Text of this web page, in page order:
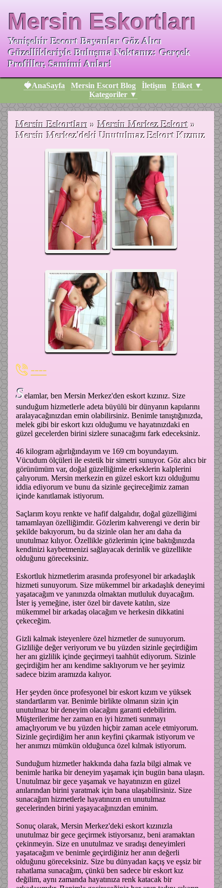
Mersin Eskortları
Yenişehir Escort Bayanlar Göz Alıcı
Güzellikleriyle Buluşma Noktanız: Gerçek
Profiller, Samimi Anlar!
🍓AnaSayfa Mersin Escort Blog İletişım
Etiket ▼
Kategoriler ▼
Mersin Eskortları »Mersin Merkez Eskort »
Mersin Merkez'deki Unutulmaz Eskort Kızınız
----
Selamlar, ben Mersin Merkez'den eskort kızınız. Size
sunduğum hizmetlerle adeta büyülü bir dünyanın kapılarını
aralayacağınızdan emin olabilirsiniz. Benimle tanıştığınızda,
melek gibi bir eskort kızı olduğumu ve hayatınızdaki en
güzel gecelerden birini sizlere sunacağımı fark edeceksiniz.
46 kilogram ağırlığındayım ve 169 cm boyundayım.
Vücudum ölçüleri ile estetik bir simetri sunuyor. Göz alıcı bir
görünümüm var, doğal güzelliğimle erkeklerin kalplerini
çalıyorum. Mersin merkezin en güzel eskort kızı olduğumu
iddia ediyorum ve bunu da sizinle geçireceğimiz zaman
içinde kanıtlamak istiyorum.
Saçlarım koyu renkte ve hafif dalgalıdır, doğal güzelliğimi
tamamlayan özelliğimdir. Gözlerim kahverengi ve derin bir
şekilde bakıyorum, bu da sizinle olan her anı daha da
unutulmaz kılıyor. Özellikle gözlerimin içine baktığınızda
kendinizi kaybetmenizi sağlayacak derinlik ve güzellikte
olduğunu göreceksiniz.
Eskortluk hizmetlerim arasında profesyonel bir arkadaşlık
hizmeti sunuyorum. Size mükemmel bir arkadaşlık deneyimi
yaşatacağım ve yanınızda olmaktan mutluluk duyacağım.
İster iş yemeğine, ister özel bir davete katılın, size
mükemmel bir arkadaş olacağım ve herkesin dikkatini
çekeceğim.
Gizli kalmak isteyenlere özel hizmetler de sunuyorum.
Gizliliğe değer veriyorum ve bu yüzden sizinle geçirdiğim
her anı gizlilik içinde geçirmeyi taahhüt ediyorum. Sizinle
geçirdiğim her anı kendime saklıyorum ve her şeyimiz
sadece bizim aramızda kalıyor.
Her şeyden önce profesyonel bir eskort kızım ve yüksek
standartlarım var. Benimle birlikte olmanın sizin için
unutulmaz bir deneyim olacağını garanti edebilirim.
Müşterilerime her zaman en iyi hizmeti sunmayı
amaçlıyorum ve bu yüzden hiçbir zaman acele etmiyorum.
Sizinle geçirdiğim her anın keyfini çıkarmak istiyorum ve
her anımızı mümkün olduğunca özel kılmak istiyorum.
Sunduğum hizmetler hakkında daha fazla bilgi almak ve
benimle harika bir deneyim yaşamak için bugün bana ulaşın.
Unutulmaz bir gece yaşamak ve hayatınızın en güzel
anılarından birini yaratmak için bana ulaşabilirsiniz. Size
sunacağım hizmetlerle hayatınızın en unutulmaz
gecelerinden birini yaşayacağınızdan eminim.
Sonuç olarak, Mersin Merkez'deki eskort kızınızla
unutulmaz bir gece geçirmek istiyorsanız, beni aramaktan
çekinmeyin. Size en unutulmaz ve sıradışı deneyimleri
yaşatacağım ve benimle geçirdiğiniz her anın değerli
olduğunu göreceksiniz. Size bu dünyadan kaçış ve eşsiz bir
rahatlama sunacağım, çünkü ben sadece bir eskort kız
değilim, aynı zamanda hayatınıza renk katacak bir